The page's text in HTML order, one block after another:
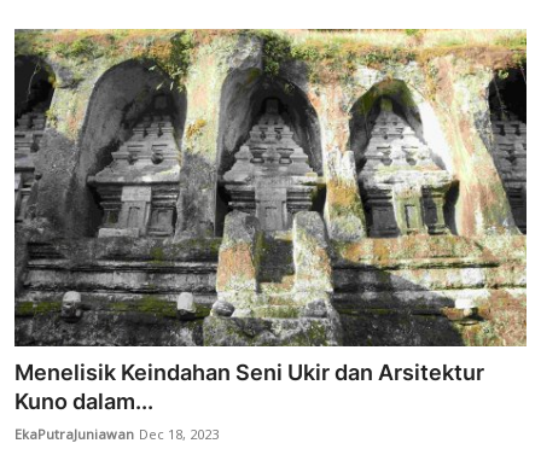
Menelisik Keindahan Seni Ukir dan Arsitektur
Kuno dalam...
EkaPutraJuniawan Dec 18, 2023